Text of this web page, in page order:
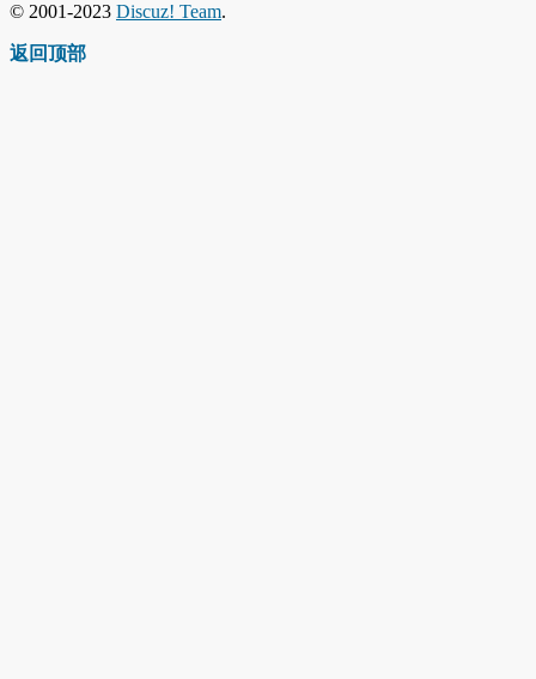
© 2001-2023 Discuz! Team.
返回顶部